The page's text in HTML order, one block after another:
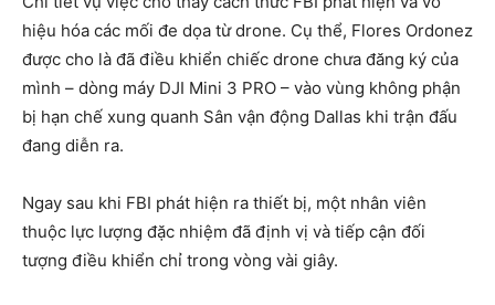
hiệu hóa các mối đe dọa từ drone. Cụ thể, Flores Ordonez
được cho là đã điều khiển chiếc drone chưa đăng ký của
mình – dòng máy DJI Mini 3 PRO – vào vùng không phận
bị hạn chế xung quanh Sân vận động Dallas khi trận đấu
đang diễn ra.
Ngay sau khi FBI phát hiện ra thiết bị, một nhân viên
thuộc lực lượng đặc nhiệm đã định vị và tiếp cận đối
tượng điều khiển chỉ trong vòng vài giây.